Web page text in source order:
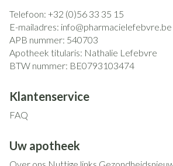
Telefoon: +32 (0)56 33 35 15
E-mailadres: info@pharmacielefebvre.be
APB nummer: 540703
Apotheek titularis: Nathalie Lefebvre
BTW nummer: BE0793103474
Klantenservice
FAQ
Uw apotheek